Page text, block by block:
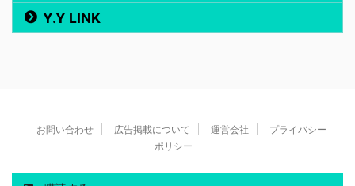
Y.Y LINK
お問い合わせ 広告掲載について 運営会社
プライバシー
ポリシー